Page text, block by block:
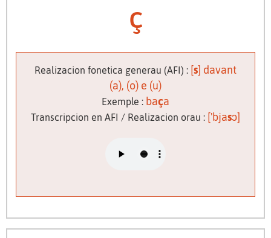
ç
Realizacion fonetica generau (AFI) : [s] davant
(a), (o) e (u)
Exemple : baça
Transcripcion en AFI / Realizacion orau : ['bjasɔ]